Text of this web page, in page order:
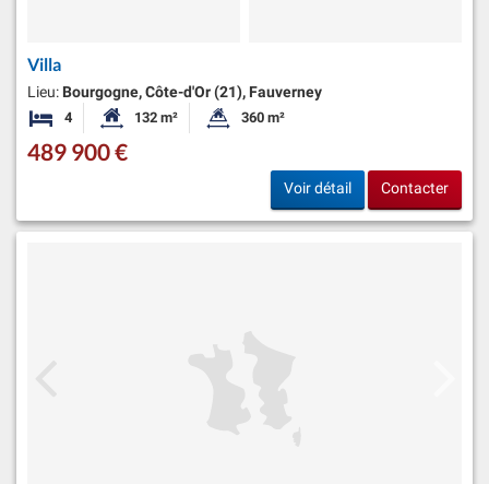
Villa
Lieu: Bourgogne, Côte-d'Or (21), Fauverney
4 Chambres Surface habitable:
132 m² Superficie du terrain:
360 m²
489 900 €
Voir détail Contacter